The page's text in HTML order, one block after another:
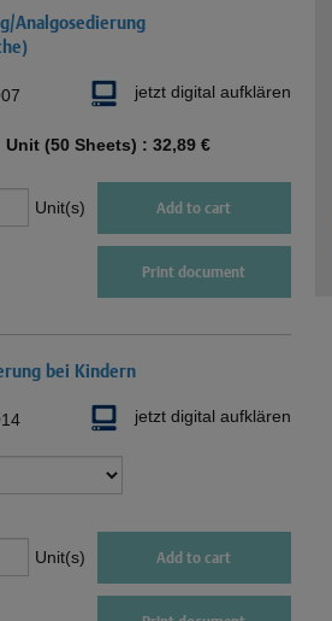
Analgosedierung
jetzt digital aufklären
Unit (50 Sheets) : 32,89 €
Unit(s) Add to cart
Print document
bei Kindern
jetzt digital aufklären
Unit(s) Add to cart